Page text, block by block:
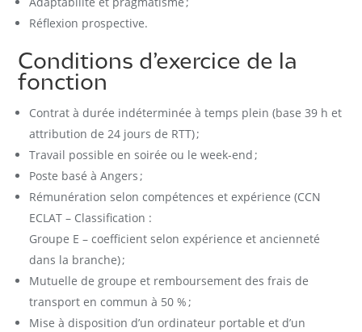
Réflexion prospective.
Conditions d’exercice de la
fonction
Contrat à durée indéterminée à temps plein (base 39 h et
attribution de 24 jours de RTT) ;
Travail possible en soirée ou le week-end ;
Poste basé à Angers ;
Rémunération selon compétences et expérience (CCN
ECLAT – Classification :
Groupe E – coefficient selon expérience et ancienneté
dans la branche) ;
Mutuelle de groupe et remboursement des frais de
transport en commun à 50 % ;
Mise à disposition d’un ordinateur portable et d’un